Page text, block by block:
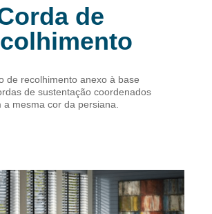
de
de recolhimento anexo à base
de sustentação coordenados
a mesma cor da persiana.